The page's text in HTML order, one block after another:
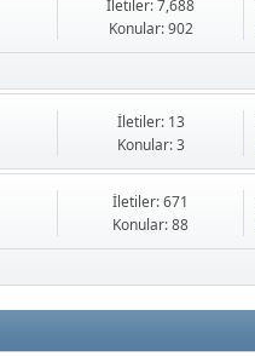
İletiler: 7,688
Konular: 902
İletiler: 13
Konular: 3
İletiler: 671
Konular: 88